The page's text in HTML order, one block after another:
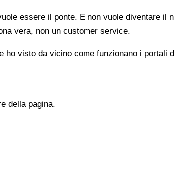
essere il ponte. E non vuole diventare il
vera, non un customer service.
visto da vicino come funzionano i portali
della pagina.